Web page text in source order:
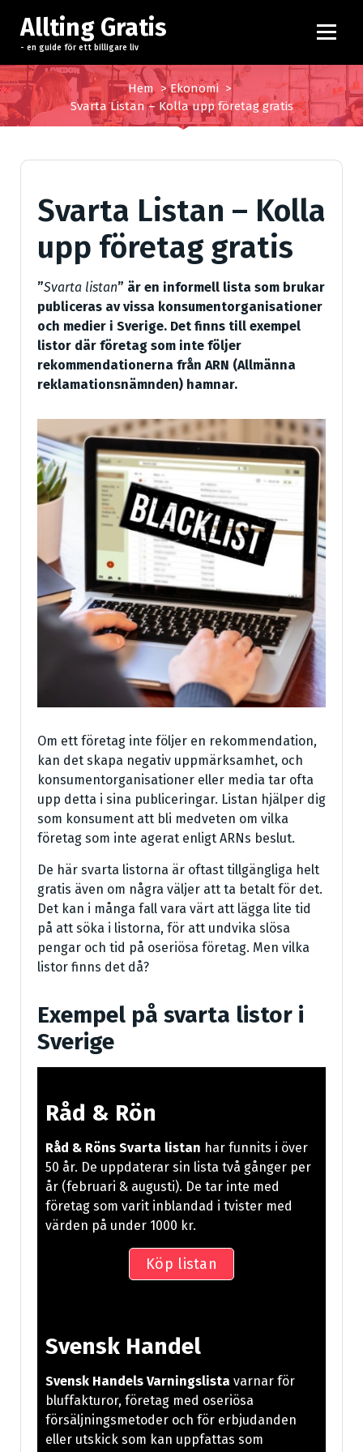
p
a
t
i
Allting Gratis
- en guide för ett billigare liv
Hem>Ekonomi>
Svarta Listan – Kolla upp företag gratis
Svarta Listan – Kolla
upp företag gratis
”Svarta listan” är en informell lista som brukar
publiceras av vissa konsumentorganisationer
och medier i Sverige. Det finns till exempel
listor där företag som inte följer
rekommendationerna från ARN (Allmänna
reklamationsnämnden) hamnar.
Om ett företag inte följer en rekommendation,
kan det skapa negativ uppmärksamhet, och
konsumentorganisationer eller media tar ofta
upp detta i sina publiceringar. Listan hjälper dig
som konsument att bli medveten om vilka
företag som inte agerat enligt ARNs beslut.
De här svarta listorna är oftast tillgängliga helt
gratis även om några väljer att ta betalt för det.
Det kan i många fall vara värt att lägga lite tid
på att söka i listorna, för att undvika slösa
pengar och tid på oseriösa företag. Men vilka
listor finns det då?
Exempel på svarta listor i
Sverige
Råd & Rön
Råd & Röns Svarta listan har funnits i över
50 år. De uppdaterar sin lista två gånger per
år (februari & augusti). De tar inte med
företag som varit inblandad i tvister med
värden på under 1000 kr.
Köp listan
Svensk Handel
Svensk Handels Varningslista varnar för
bluffakturor, företag med oseriösa
försäljningsmetoder och för erbjudanden
eller utskick som kan uppfattas som